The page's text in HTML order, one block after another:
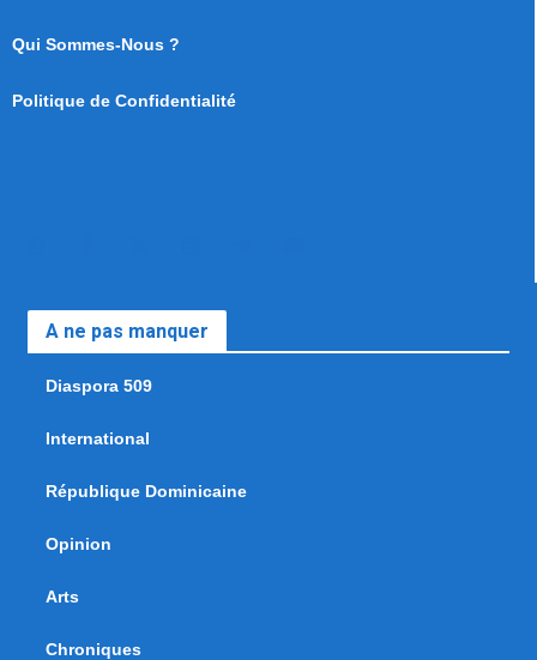
Qui Sommes-Nous ?
Politique de Confidentialité
A ne pas manquer
Diaspora 509
International
République Dominicaine
Opinion
Arts
Chroniques